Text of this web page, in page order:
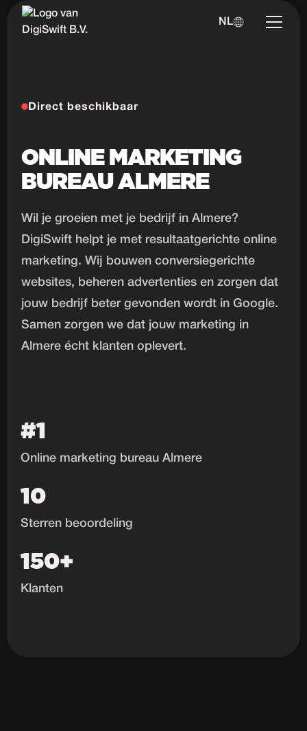
NL
Direct beschikbaar
ONLINE MARKETING
BUREAU ALMERE
Wil je groeien met je bedrijf in Almere?
DigiSwift helpt je met resultaatgerichte online
marketing. Wij bouwen conversiegerichte
websites, beheren advertenties en zorgen dat
jouw bedrijf beter gevonden wordt in Google.
Samen zorgen we dat jouw marketing in
Almere écht klanten oplevert.
#1
Online marketing bureau Almere
10
Sterren beoordeling
150+
Klanten